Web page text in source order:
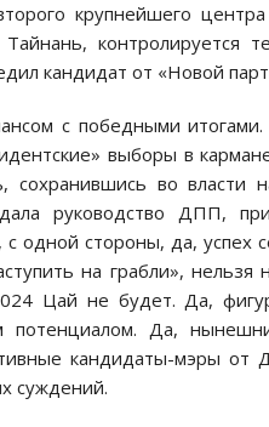
крупнейшего
контролируется
кандидат от «Новой
с победными
выборы в
сохранившись во власти
руководство ДПП,
одной стороны, да, успех
на грабли», нельзя
Цай не будет. Да,
потенциалом. Да,
кандидаты-мэры
суждений.